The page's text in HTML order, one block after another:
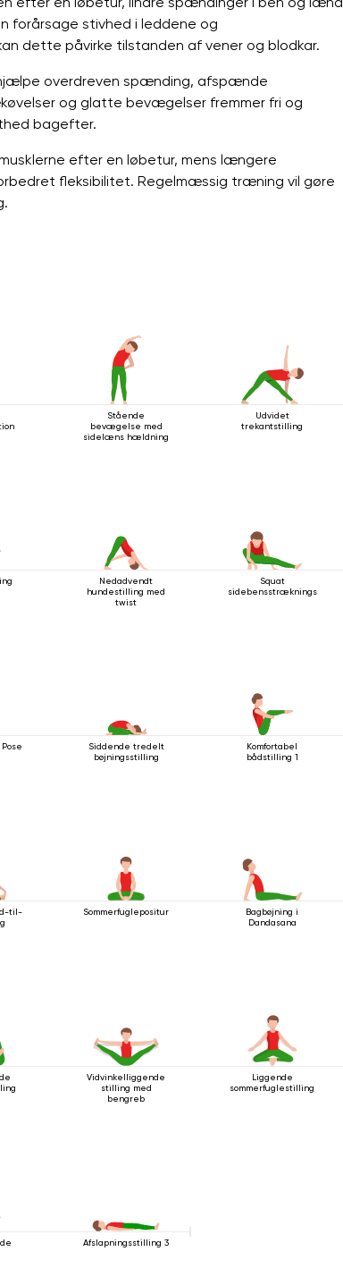
forårsage stivhed i leddene og
dette påvirke tilstanden af ​​vener og blodkar.
overdreven spænding, afspænde
og glatte bevægelser fremmer fri og
bagefter.
efter en løbetur, mens længere
fleksibilitet. Regelmæssig træning vil gøre
Stående
bevægelse med
sidelæns hældning
Udvidet
trekantstilling
Nedadvendt
hundestilling med
twist
Squat
sidebensstrækningsstilling
Siddende tredelt
bøjningsstilling
Komfortabel
bådstilling 1
til-
Sommerfuglepositur
Bagbøjning i
Dandasana
Vidvinkelliggende
stilling med
bengreb
Liggende
sommerfuglestilling
Afslapningsstilling 3